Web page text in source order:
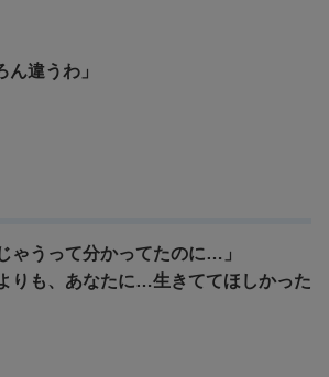
ん違うわ」
ゃうって分かってたのに…」
りも、あなたに…生きててほしかった